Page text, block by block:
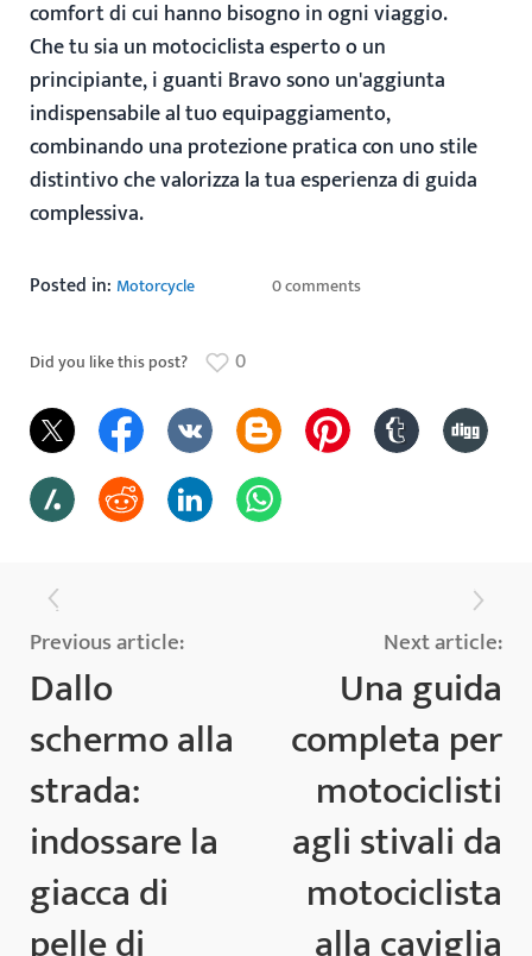
comfort di cui hanno bisogno in ogni viaggio.
Che tu sia un motociclista esperto o un
principiante, i guanti Bravo sono un'aggiunta
indispensabile al tuo equipaggiamento,
combinando una protezione pratica con uno stile
distintivo che valorizza la tua esperienza di guida
complessiva.
Posted in: Motorcycle 0 comments
Did you like this post? 0
Previous article:
Dallo
schermo alla
strada:
indossare la
giacca di
Next article:
Una guida
completa per
motociclisti
agli stivali da
motociclista